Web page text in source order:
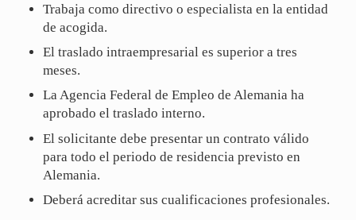
Trabaja como directivo o especialista en la entidad
de acogida.
El traslado intraempresarial es superior a tres
meses.
La Agencia Federal de Empleo de Alemania ha
aprobado el traslado interno.
El solicitante debe presentar un contrato válido
para todo el periodo de residencia previsto en
Alemania.
Deberá acreditar sus cualificaciones profesionales.